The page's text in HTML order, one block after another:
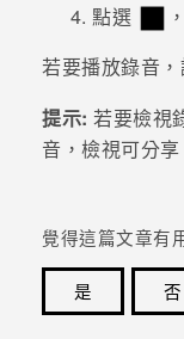
點選
若要播放錄音
提示: 若要檢視
音，檢視可分
覺得這篇文章有
是
否